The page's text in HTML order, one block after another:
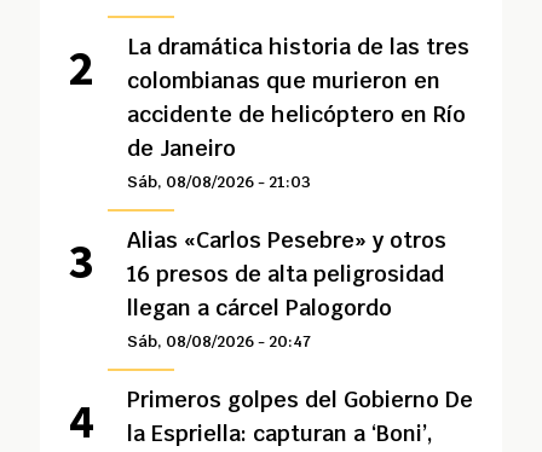
La dramática historia de las tres
colombianas que murieron en
accidente de helicóptero en Río
de Janeiro
Sáb, 08/08/2026 - 21:03
Alias «Carlos Pesebre» y otros
16 presos de alta peligrosidad
llegan a cárcel Palogordo
Sáb, 08/08/2026 - 20:47
Primeros golpes del Gobierno De
la Espriella: capturan a ‘Boni’,